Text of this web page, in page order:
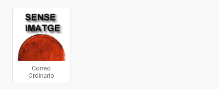
Correo
Ordinario